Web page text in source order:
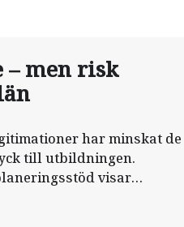
– men risk
har minskat de
till utbildningen.
visar